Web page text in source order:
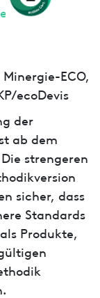
ECO,
ecoDevis
der
ab dem
strengeren
sicher, dass
Standards
Produkte,